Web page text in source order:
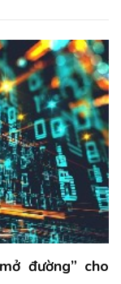
đường” cho